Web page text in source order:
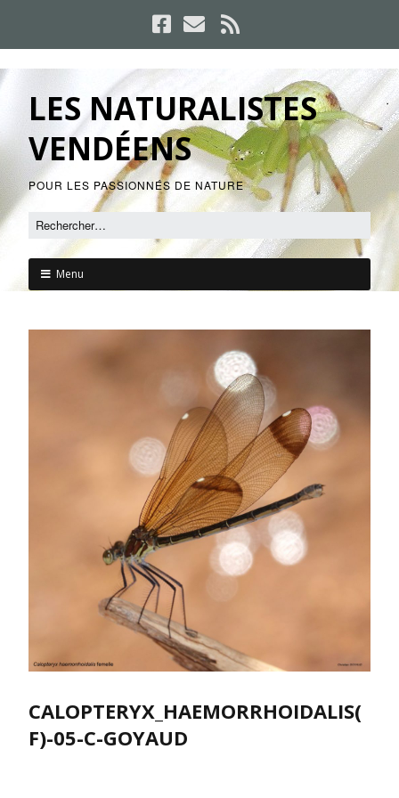
LES NATURALISTES
VENDÉENS
POUR LES PASSIONNÉS DE NATURE
Menu
CALOPTERYX_HAEMORRHOIDALIS(
F)-05-C-GOYAUD